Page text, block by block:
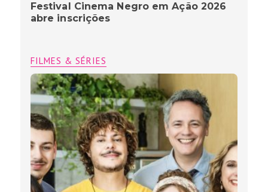
Festival Cinema Negro em Ação 2026
abre inscrições
FILMES & SÉRIES